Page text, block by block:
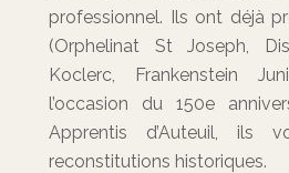
professionnel. Ils ont déjà
(Orphelinat St Joseph,
Koclerc, Frankenstein
l’occasion du 150e
Apprentis d’Auteuil, ils
reconstitutions historiques.